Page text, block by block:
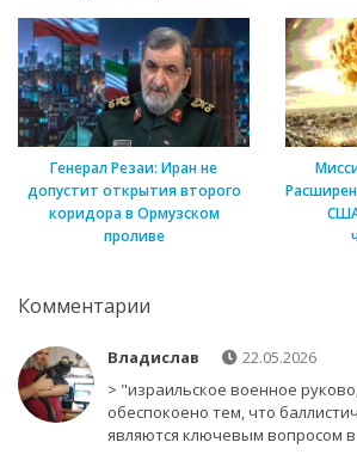
Генерал Резаи: Иран не
допустит открытия второго
коридора в Ормузском
проливе
Комментарии
Владислав
22.05.2026
> "израильское военное
обеспокоено тем, что
являются ключевым вопросом